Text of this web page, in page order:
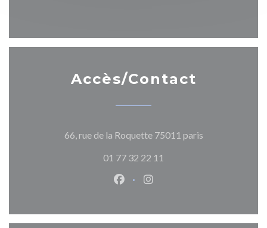
Accès/Contact
66, rue de la Roquette 75011 paris((ouvre une
01 77 32 22 11
Facebook ((ouvre une
Instagram ((ouvre une